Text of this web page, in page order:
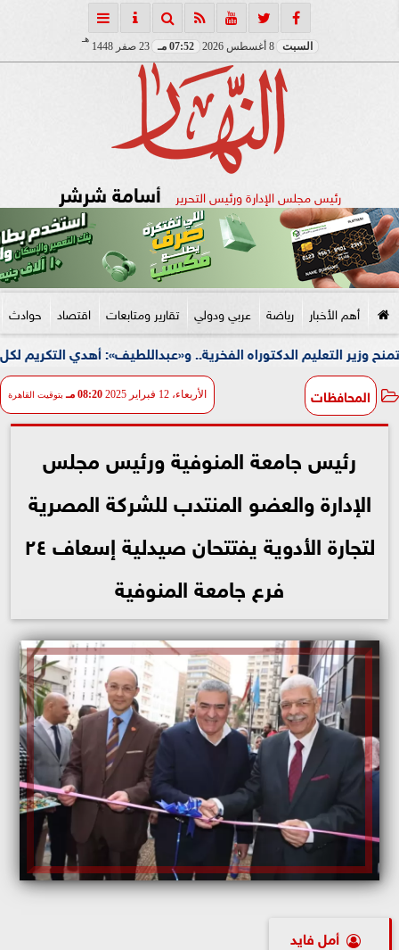
السبت 8 أغسطس 2026 07:52 مـ 23 صفر 1448
هـ
رئيس مجلس الإدارة ورئيس التحرير أسامة شرشر
أهم الأخبار رياضة عربي ودولي تقارير ومتابعات اقتصاد حوادث
الدكتوراه الفخرية.. و«عبداللطيف»: أهدي التكريم لكل معلم في
المحافظات الأربعاء، 12 فبراير 2025 08:20 مـ بتوقيت القاهرة
رئيس جامعة المنوفية ورئيس مجلس
الإدارة والعضو المنتدب للشركة المصرية
لتجارة الأدوية يفتتحان صيدلية إسعاف ٢٤
فرع جامعة المنوفية
أمل فايد